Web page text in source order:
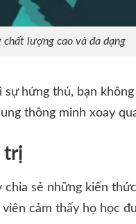
chất lượng cao và đa dạng
hứng thú, bạn
thông minh xoay
trị
sẻ những kiến
cảm thấy họ học